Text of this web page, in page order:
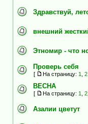
Здравствуй,
внешний
Этномир - что
Проверь себя
[ На страницу: 1 2
ВЕСНА
[ На страницу: 1 2
Азалии цветут